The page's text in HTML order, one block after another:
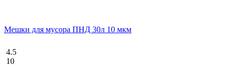
Мешки для мусора ПНД 30л 10 мкм
4.5
10